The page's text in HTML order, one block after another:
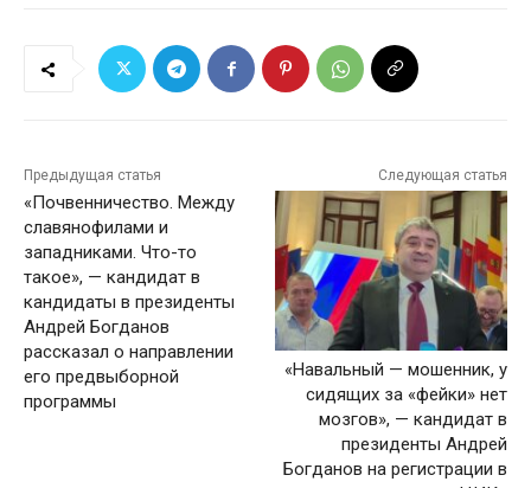
Предыдущая статья
«Почвенничество. Между
славянофилами и
западниками. Что-то
такое», — кандидат в
кандидаты в президенты
Андрей Богданов
рассказал о направлении
его предвыборной
программы
Следующая статья
«Навальный — мошенник, у
сидящих за «фейки» нет
мозгов», — кандидат в
президенты Андрей
Богданов на регистрации в